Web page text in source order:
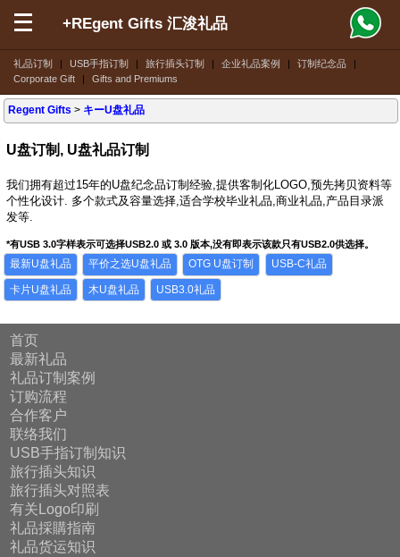
礼品订制 | USB手指订制 | 旅行插头订制 | 企业礼品案例 | 订制纪念品
|
Corporate Gift
| Gifts and Premiums
+REgent Gifts 汇浚礼品
Regent Gifts > キーU盘礼品
U盘订制, U盘礼品订制
我们拥有超过15年的U盘纪念品订制经验,提供客制化LOGO,预先拷贝资料等
个性化设计. 多个款式及容量选择,适合学校毕业礼品,商业礼品,产品目录派
发等.
*有USB 3.0字样表示可选择USB2.0 或 3.0 版本,没有即表示该款只有USB2.0供选择。
最新U盘礼品 平价之选U盘礼品 OTG U盘订制 USB-C礼品
卡片U盘礼品 木U盘礼品 USB3.0礼品
首页
最新礼品
礼品订制案例
订购流程
合作客户
联络我们
USB手指订制知识
旅行插头知识
旅行插头对照表
有关Logo印刷
礼品採購指南
礼品货运知识